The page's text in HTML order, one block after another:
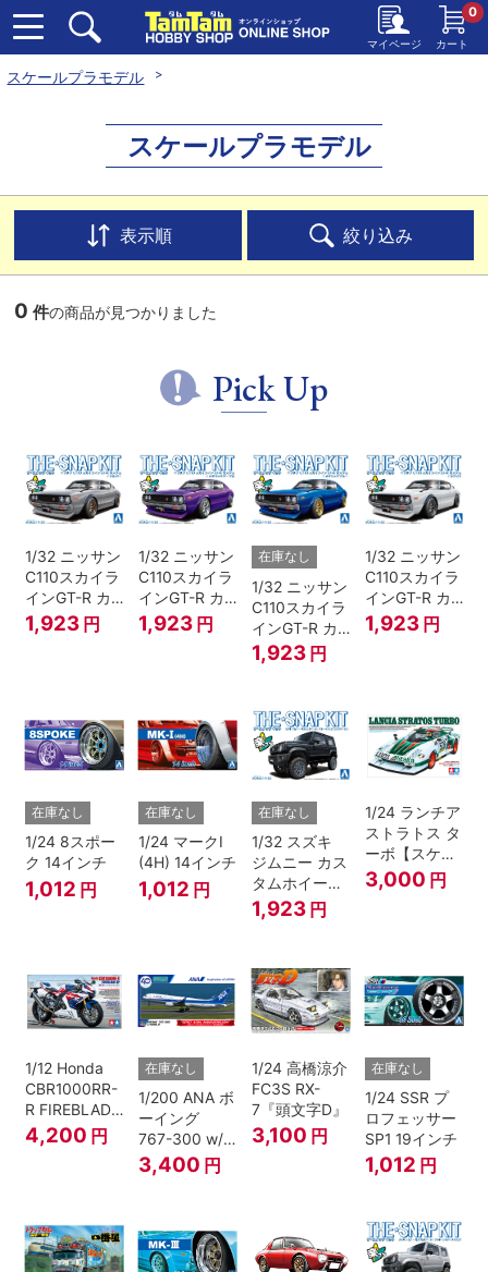
マイページ カート
0
スケールプラモデル
スケールプラモデル
表示順 絞り込み
0 件の商品が見つかりました
Pick Up
1/32 ニッサン
C110スカイラ
インGT-R カ
スタム(シルバ
ー)
1,923 円
1/32 ニッサン
C110スカイラ
インGT-R カ
スタム(メタリ
ックパープル)
1,923 円
在庫なし
1/32 ニッサン
C110スカイラ
インGT-R カ
スタム(メタリ
ックブルー)
1,923 円
1/32 ニッサン
C110スカイラ
インGT-R カ
スタム(ホワイ
ト)
1,923 円
在庫なし
1/24 8スポー
ク 14インチ
1,012 円
在庫なし
1/24 マークI
(4H) 14インチ
1,012 円
在庫なし
1/32 スズキ
ジムニー カス
タムホイール
(ブルーイッシ
ュブラックパ
1,923 円
1/24 ランチア
ストラトス タ
ーボ【スケー
ルモデル限
定】
3,000 円
1/12 Honda
CBR1000RR-
R FIREBLADE
SP 30th
Anniversary
4,200 円
在庫なし
1/200 ANA ボ
ーイング
767-300 w/
ウイングレッ
ト “B767就航
3,400 円
1/24 高橋涼介
FC3S RX-
7『頭文字D』
3,100 円
在庫なし
1/24 SSR プ
ロフェッサー
SP1 19インチ
1,012 円